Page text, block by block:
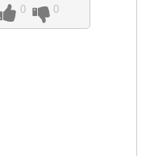
0 0